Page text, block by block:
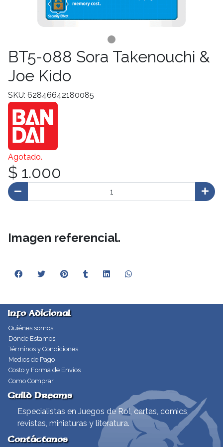
BT5-088 Sora Takenouchi &
Joe Kido
SKU: 62846642180085
Agotado.
$ 1.000
Imagen referencial.
Info Adicional
Quiénes somos
Dónde Estamos
Términos y Condiciones
Medios de Pago
Costo y Forma de Envíos
Como Comprar
Guild Dreams
Especialistas en Juegos de Rol, cartas, comics,
revistas, miniaturas y literatura.
Contáctanos